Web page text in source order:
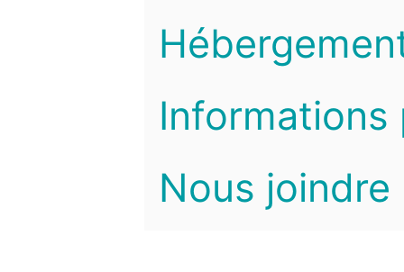
Informations
Nous joindre